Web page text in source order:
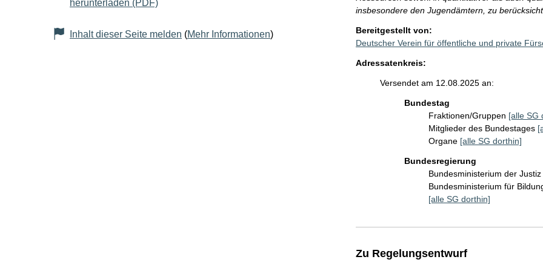
herunterladen (PDF)
Inhalt dieser Seite melden (Mehr Informationen)
insbesondere den Jugendämtern, zu
Bereitgestellt von:
Deutscher Verein für öffentliche und private
Adressatenkreis:
Versendet am 12.08.2025 an:
Bundestag
Fraktionen/Gruppen [alle SG
Mitglieder des Bundestages
Organe [alle SG dorthin]
Bundesregierung
Bundesministerium der
Bundesministerium für
[alle SG dorthin]
Zu Regelungsentwurf